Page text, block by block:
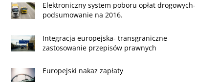
Elektroniczny system poboru opłat drogowych-
podsumowanie na 2016.
Integracja europejska- transgraniczne
zastosowanie przepisów prawnych
Europejski nakaz zapłaty